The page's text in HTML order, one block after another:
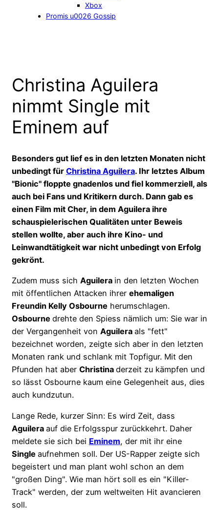
Xbox
Promis u0026 Gossip
Christina Aguilera
nimmt Single mit
Eminem auf
Besonders gut lief es in den letzten Monaten nicht
unbedingt für Christina Aguilera. Ihr letztes Album
"Bionic" floppte gnadenlos und fiel kommerziell, als
auch bei Fans und Kritikern durch. Dann gab es
einen Film mit Cher, in dem Aguilera ihre
schauspielerischen Qualitäten unter Beweis
stellen wollte, aber auch ihre Kino- und
Leinwandtätigkeit war nicht unbedingt von Erfolg
gekrönt.
Zudem muss sich Aguilera in den letzten Wochen
mit öffentlichen Attacken ihrer ehemaligen
Freundin Kelly Osbourne herumschlagen.
Osbourne drehte den Spiess nämlich um: Sie war in
der Vergangenheit von Aguilera als "fett"
bezeichnet worden, zeigte sich aber in den letzten
Monaten rank und schlank mit Topfigur. Mit den
Pfunden hat aber Christina derzeit zu kämpfen und
so lässt Osbourne kaum eine Gelegenheit aus, dies
auch kundzutun.
Lange Rede, kurzer Sinn: Es wird Zeit, dass
Aguilera auf die Erfolgsspur zurückkehrt. Daher
meldete sie sich bei Eminem, der mit ihr eine
Single aufnehmen soll. Der US-Rapper zeigte sich
begeistert und man plant wohl schon an dem
"großen Ding". Wie man hört soll es ein "Killer-
Track" werden, der zum weltweiten Hit avancieren
soll.